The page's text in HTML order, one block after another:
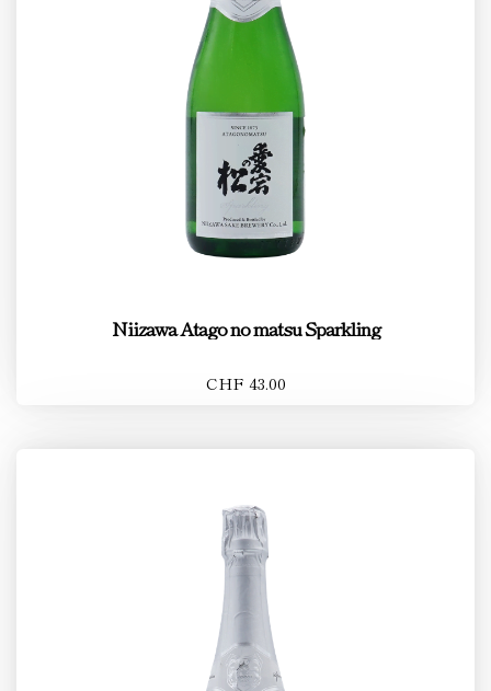
Niizawa Atago no matsu Sparkling
CHF 43.00